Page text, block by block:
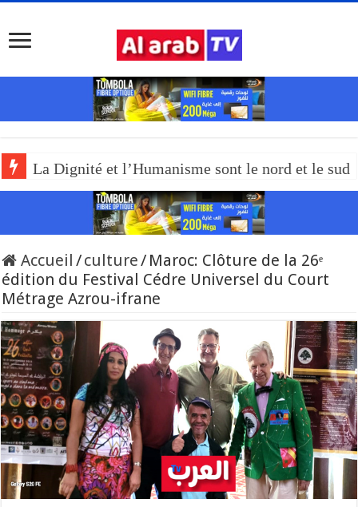
La Dignité et l’Humanisme sont le nord et le
Accueil /culture/ Maroc: Clôture de la 26ᵉ
édition du Festival Cédre Universel du Court
Métrage Azrou-ifrane